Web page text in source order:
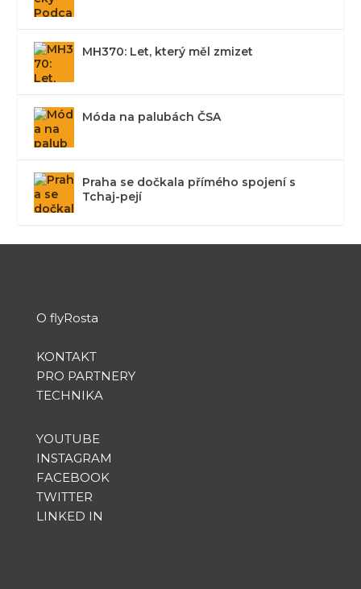
MH370: Let, který měl zmizet
Móda na palubách ČSA
Praha se dočkala přímého spojení s
Tchaj-pejí
O flyRosta
KONTAKT
PRO PARTNERY
TECHNIKA
YOUTUBE
INSTAGRAM
FACEBOOK
TWITTER
LINKED IN